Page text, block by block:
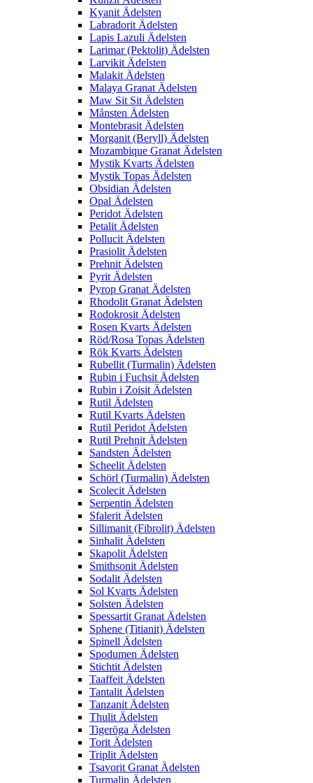
Kyanit Ädelsten
Labradorit Ädelsten
Lapis Lazuli Ädelsten
Larimar (Pektolit) Ädelsten
Larvikit Ädelsten
Malakit Ädelsten
Malaya Granat Ädelsten
Maw Sit Sit Ädelsten
Månsten Ädelsten
Montebrasit Ädelsten
Morganit (Beryll) Ädelsten
Mozambique Granat Ädelsten
Mystik Kvarts Ädelsten
Mystik Topas Ädelsten
Obsidian Ädelsten
Opal Ädelsten
Peridot Ädelsten
Petalit Ädelsten
Pollucit Ädelsten
Prasiolit Ädelsten
Prehnit Ädelsten
Pyrit Ädelsten
Pyrop Granat Ädelsten
Rhodolit Granat Ädelsten
Rodokrosit Ädelsten
Rosen Kvarts Ädelsten
Röd/Rosa Topas Ädelsten
Rök Kvarts Ädelsten
Rubellit (Turmalin) Ädelsten
Rubin i Fuchsit Ädelsten
Rubin i Zoisit Ädelsten
Rutil Ädelsten
Rutil Kvarts Ädelsten
Rutil Peridot Ädelsten
Rutil Prehnit Ädelsten
Sandsten Ädelsten
Scheelit Ädelsten
Schörl (Turmalin) Ädelsten
Scolecit Ädelsten
Serpentin Ädelsten
Sfalerit Ädelsten
Sillimanit (Fibrolit) Ädelsten
Sinhalit Ädelsten
Skapolit Ädelsten
Smithsonit Ädelsten
Sodalit Ädelsten
Sol Kvarts Ädelsten
Solsten Ädelsten
Spessartit Granat Ädelsten
Sphene (Titianit) Ädelsten
Spinell Ädelsten
Spodumen Ädelsten
Stichtit Ädelsten
Taaffeit Ädelsten
Tantalit Ädelsten
Tanzanit Ädelsten
Thulit Ädelsten
Tigeröga Ädelsten
Torit Ädelsten
Triplit Ädelsten
Tsavorit Granat Ädelsten
Turmalin Ädelsten